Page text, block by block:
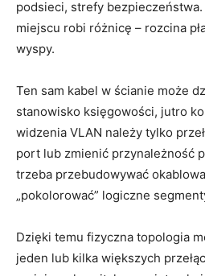
podsieci, strefy bezpieczeństwa.
miejscu robi różnicę – rozcina
wyspy.
Ten sam kabel w ścianie może
stanowisko księgowości, jutro
widzenia VLAN należy tylko
port lub zmienić przynależność
trzeba przebudowywać
„pokolorować” logiczne
Dzięki temu fizyczna topologia
jeden lub kilka większych